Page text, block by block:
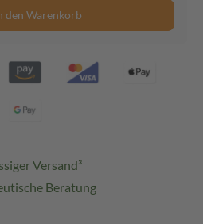
den Warenkorb
Versand³
Beratung